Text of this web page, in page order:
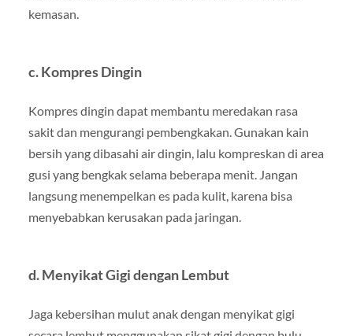
kemasan.
c.Kompres Dingin
Kompres dingin dapat membantu meredakan rasa
sakit dan mengurangi pembengkakan. Gunakan kain
bersih yang dibasahi air dingin, lalu kompreskan di area
gusi yang bengkak selama beberapa menit. Jangan
langsung menempelkan es pada kulit, karena bisa
menyebabkan kerusakan pada jaringan.
d.Menyikat Gigi dengan Lembut
Jaga kebersihan mulut anak dengan menyikat gigi